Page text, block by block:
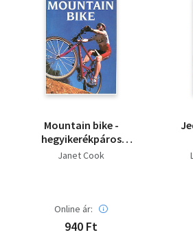
Mountain bike -
hegyikerékpáros
trükkök
Janet Cook
Online ár:
940 Ft